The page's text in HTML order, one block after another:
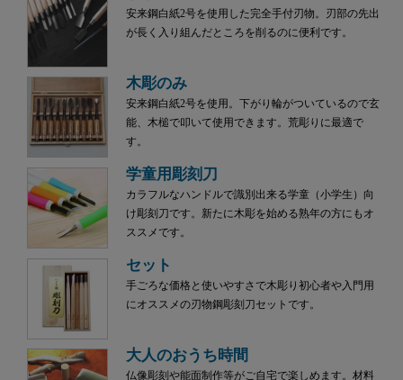
安来鋼白紙2号を使用した完全手付刃物。刃部の先出
が長く入り組んだところを削るのに便利です。
木彫のみ
安来鋼白紙2号を使用。下がり輪がついているので玄
能、木槌で叩いて使用できます。荒彫りに最適で
す。
学童用彫刻刀
カラフルなハンドルで識別出来る学童（小学生）向
け彫刻刀です。新たに木彫を始める熟年の方にもオ
ススメです。
セット
手ごろな価格と使いやすさで木彫り初心者や入門用
にオススメの刃物鋼彫刻刀セットです。
大人のおうち時間
仏像彫刻や能面制作等がご自宅で楽しめます。材料